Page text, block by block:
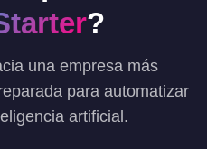
?
una empresa más
para automatizar
artificial.